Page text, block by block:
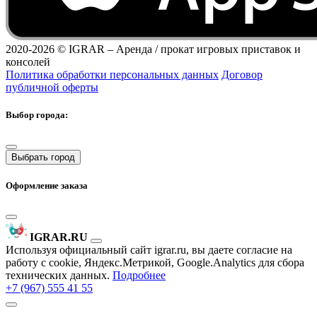
2020-2026 © IGRAR – Аренда / прокат игровых приставок и
консолей
Политика обработки персональных данных Договор
публичной оферты
Выбор города:
Выбрать город
Оформление заказа
IGRAR.RU
Используя официальный сайт igrar.ru, вы даете согласие на
работу с cookie, Яндекс.Метрикой, Google.Analytics для сбора
технических данных. Подробнее
+7 (967) 555 41 55